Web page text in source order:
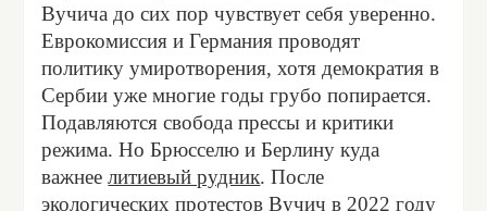
Вучича до сих пор чувствует себя уверенно.
Еврокомиссия и Германия проводят
политику умиротворения, хотя демократия в
Сербии уже многие годы грубо попирается.
Подавляются свобода прессы и критики
режима. Но Брюсселю и Берлину куда
важнеелитиевый рудник. После
экологических протестов Вучич в 2022 году